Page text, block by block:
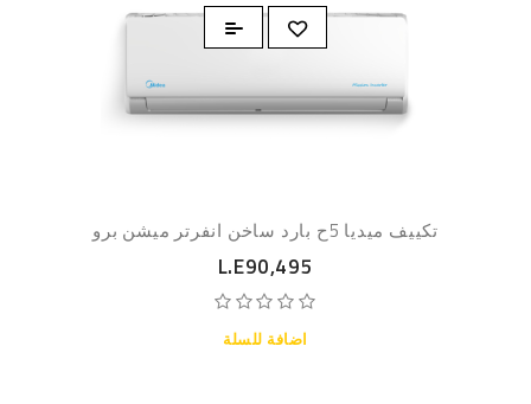
تكييف ميديا 5ح بارد ساخن انفرتر ميشن برو
L.E90,495
اضافة للسلة